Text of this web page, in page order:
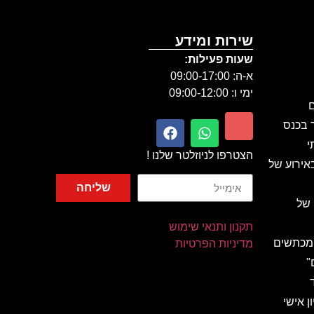
בכנס
של
של
מכתשים
אישי
שירות ומידע
שעות פעילות:
א-ה: 09:00-17:00
ימי ו: 09:00-12:00
הצטרפו לניוזלטר שלנו !
שליחה
תקנון ותנאי שימוש
מדיניות הפרטיות